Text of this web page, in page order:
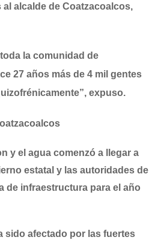
alcalde de Coatzacoalcos,
la comunidad de
27 años más de 4 mil gentes
expuso.
y el agua comenzó a llegar a
estatal y las autoridades de
de infraestructura para el año
sido afectado por las fuertes